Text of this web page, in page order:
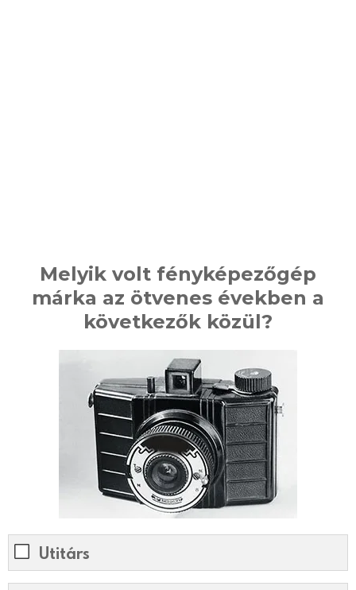
Melyik volt fényképezőgép
márka az ötvenes években a
következők közül?
Utitárs